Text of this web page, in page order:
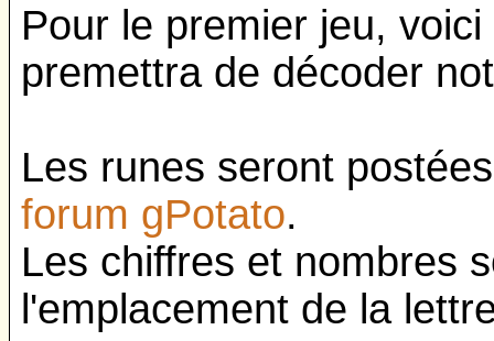
Pour le premier jeu,
premettra de décoder
Les runes seront
forum gPotato.
Les chiffres et nombres
l'emplacement de la